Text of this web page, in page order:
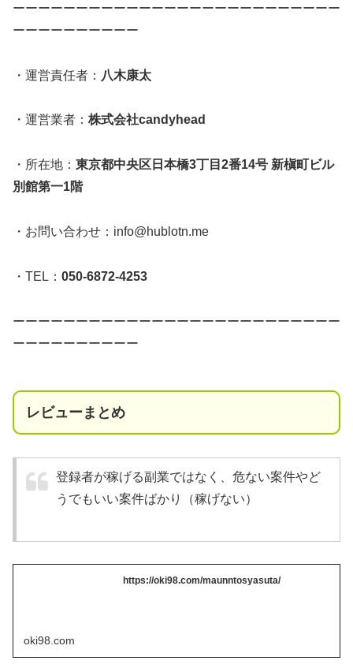
ーーーーーーーーーーーーーーーーーーーーーーーーーー
ーーーーーーーーーー
・運営責任者： 八木康太
・運営業者： 株式会社candyhead
・所在地： 東京都中央区日本橋3丁目2番14号 新槇町ビル
別館第一1階
・お問い合わせ： info@hublotn.me
・TEL： 050-6872-4253
ーーーーーーーーーーーーーーーーーーーーーーーーーー
ーーーーーーーーーー
レビューまとめ
登録者が稼げる副業ではなく、危ない案件やど
うでもいい案件ばかり（稼げない）
https://oki98.com/maunntosyasuta/
oki98.com